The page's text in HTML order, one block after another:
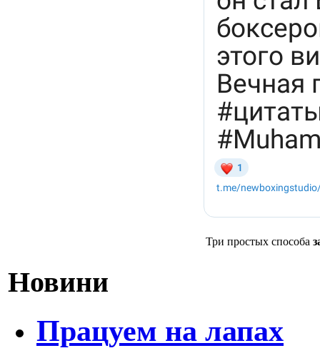
Три простых способа
Новини
Працуем на лапах